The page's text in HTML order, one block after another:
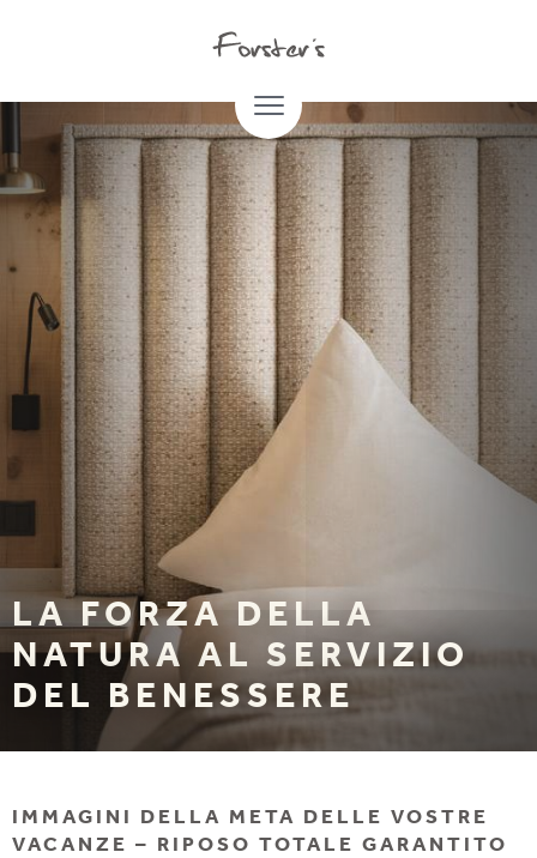
LA FORZA DELLA
NATURA AL SERVIZIO
DEL BENESSERE
IMMAGINI DELLA META DELLE VOSTRE
VACANZE – RIPOSO TOTALE GARANTITO